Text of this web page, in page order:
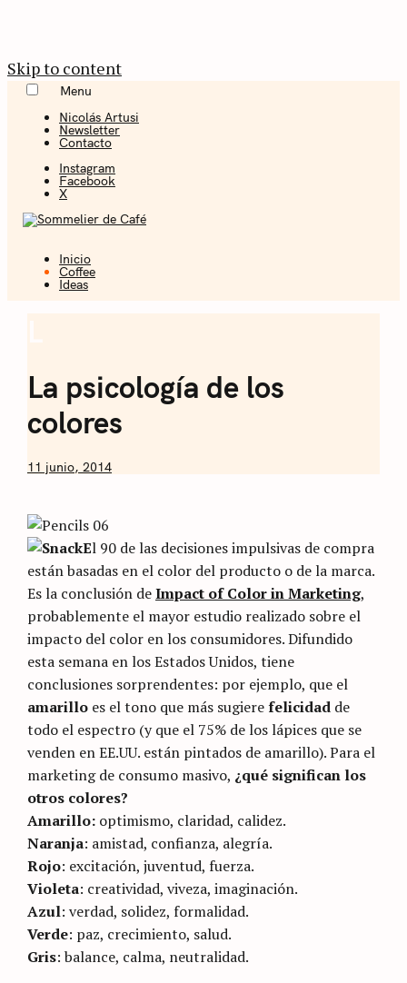
Skip to content
Menu
Nicolás Artusi
Newsletter
Contacto
Instagram
Facebook
X
Café
Coffee + Ideas
Inicio
Coffee
Ideas
La psicología de los
colores
by
11 junio, 2014
El 90 de las decisiones impulsivas de compra
están basadas en el color del producto o de la marca.
Es la conclusión deImpact of Color in Marketing,
probablemente el mayor estudio realizado sobre el
impacto del color en los consumidores. Difundido
esta semana en los Estados Unidos, tiene
conclusiones sorprendentes: por ejemplo, que el
amarillo es el tono que más sugierefelicidad de
todo el espectro (y que el 75% de los lápices que se
venden en EE.UU. están pintados de amarillo). Para el
marketing de consumo masivo, ¿qué significan los
otros colores?
Amarillo: optimismo, claridad, calidez.
Naranja: amistad, confianza, alegría.
Rojo: excitación, juventud, fuerza.
Violeta: creatividad, viveza, imaginación.
Azul: verdad, solidez, formalidad.
Verde: paz, crecimiento, salud.
Gris: balance, calma, neutralidad.